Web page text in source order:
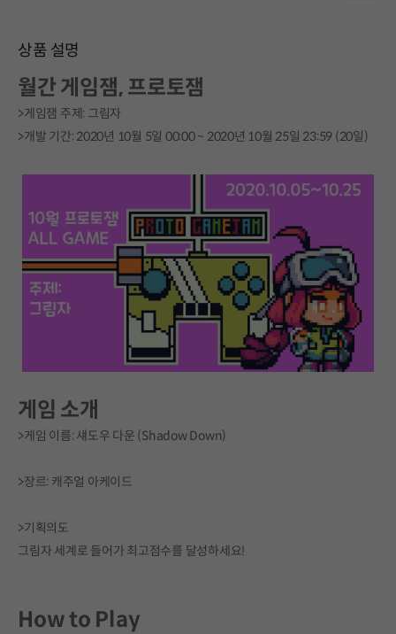
상품 설명
월간 게임잼, 프로토잼
>게임잼 주제: 그림자
>개발 기간: 2020년 10월 5일 00:00 ~ 2020년 10월 25일 23:59 (20일)
게임 소개
>게임 이름: 섀도우 다운 (Shadow Down)
>장르: 캐주얼 아케이드
>기획의도
그림자 세계로 들어가 최고점수를 달성하세요!
How to Play